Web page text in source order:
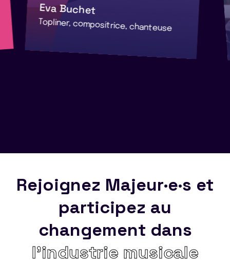
Eva Buchet
Topliner, compositrice, chanteuse
Rejoignez Majeur·e·s et
participez au
changement dans
l’industrie musicale